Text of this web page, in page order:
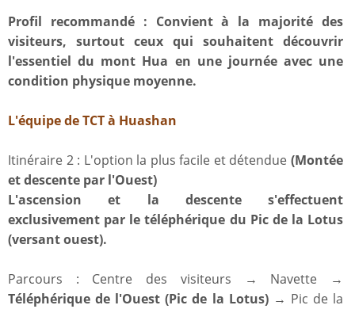
Profil recommandé : Convient à la majorité des
visiteurs, surtout ceux qui souhaitent découvrir
l'essentiel du mont Hua en une journée avec une
condition physique moyenne.
L'équipe de TCT à Huashan
Itinéraire 2 : L'option la plus facile et détendue (Montée
et descente par l'Ouest)
L'ascension et la descente s'effectuent
exclusivement par le téléphérique du Pic de la Lotus
(versant ouest).
Parcours : Centre des visiteurs → Navette →
Téléphérique de l'Ouest (Pic de la Lotus)→ Pic de la